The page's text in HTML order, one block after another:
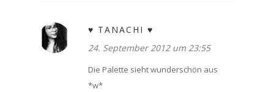
♥ TANACHI ♥
24. September 2012 um 23:55
Die Palette sieht wunderschön aus
*w*